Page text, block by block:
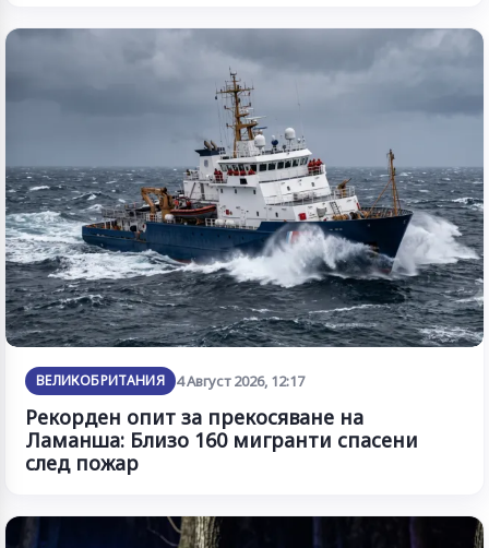
ВЕЛИКОБРИТАНИЯ 4 Август 2026, 12:17
Рекорден опит за прекосяване на
Ламанша: Близо 160 мигранти спасени
след пожар